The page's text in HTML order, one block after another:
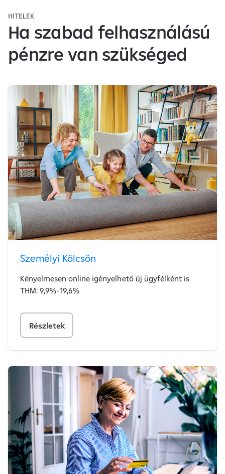
HITELEK
Ha szabad felhasználású
pénzre van szükséged
Személyi Kölcsön
Kényelmesen online igényelhető új ügyfélként is
THM: 9,9%-19,6%
Részletek